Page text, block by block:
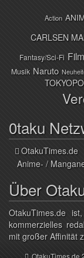
Action
CARLSEN
Fantasy/Sci-Fi Film
Musik Naruto
0taku
OtakuTimes.de
Anime- /
Über
OtakuTimes.de
kommerzielles
mit großer Affinität
OtakuTimes.de